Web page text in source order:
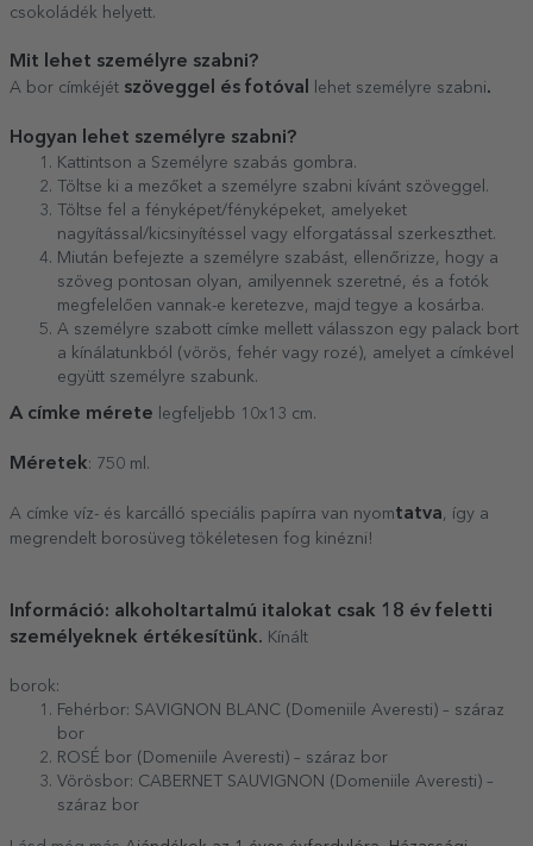
csokoládék helyett.
Mit lehet személyre szabni?
A bor címkéjét szöveggel és fotóval lehet személyre szabni.
Hogyan lehet személyre szabni?
Kattintson a Személyre szabás gombra.
Töltse ki a mezőket a személyre szabni kívánt szöveggel.
Töltse fel a fényképet/fényképeket, amelyeket
nagyítással/kicsinyítéssel vagy elforgatással szerkeszthet.
Miután befejezte a személyre szabást, ellenőrizze, hogy a
szöveg pontosan olyan, amilyennek szeretné, és a fotók
megfelelően vannak-e keretezve, majd tegye a kosárba.
A személyre szabott címke mellett válasszon egy palack bort
a kínálatunkból (vörös, fehér vagy rozé), amelyet a címkével
együtt személyre szabunk.
A címke mérete legfeljebb 10x13 cm.
Méretek: 750 ml.
A címke víz- és karcálló speciális papírra van nyomtatva, így a
megrendelt borosüveg tökéletesen fog kinézni!
Információ: alkoholtartalmú italokat csak 18 év feletti
személyeknek értékesítünk. Kínált
borok:
Fehérbor: SAVIGNON BLANC (Domeniile Averesti) – száraz
bor
ROSÉ bor (Domeniile Averesti) – száraz bor
Vörösbor: CABERNET SAUVIGNON (Domeniile Averesti) –
száraz bor